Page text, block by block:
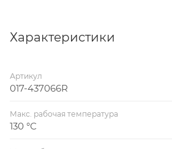
Характеристики
Артикул
017-437066R
Макс. рабочая температура
130 °С